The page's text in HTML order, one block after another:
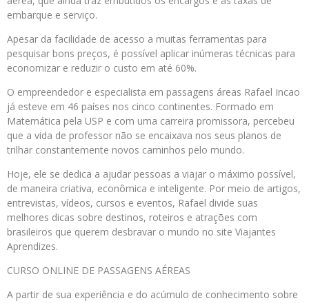
embarque e serviço.
Apesar da facilidade de acesso a muitas ferramentas para
pesquisar bons preços, é possível aplicar inúmeras técnicas para
economizar e reduzir o custo em até 60%.
O empreendedor e especialista em passagens áreas Rafael Incao
já esteve em 46 países nos cinco continentes. Formado em
Matemática pela USP e com uma carreira promissora, percebeu
que a vida de professor não se encaixava nos seus planos de
trilhar constantemente novos caminhos pelo mundo.
Hoje, ele se dedica a ajudar pessoas a viajar o máximo possível,
de maneira criativa, econômica e inteligente. Por meio de artigos,
entrevistas, vídeos, cursos e eventos, Rafael divide suas
melhores dicas sobre destinos, roteiros e atrações com
brasileiros que querem desbravar o mundo no site Viajantes
Aprendizes.
CURSO ONLINE DE PASSAGENS AÉREAS
A partir de sua experiência e do acúmulo de conhecimento sobre